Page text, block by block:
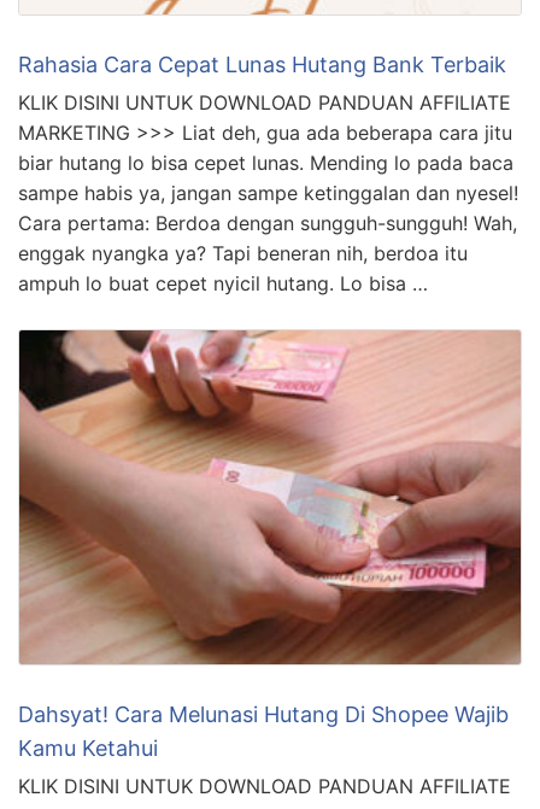
Rahasia Cara Cepat Lunas Hutang Bank Terbaik
KLIK DISINI UNTUK DOWNLOAD PANDUAN AFFILIATE
MARKETING >>> Liat deh, gua ada beberapa cara jitu
biar hutang lo bisa cepet lunas. Mending lo pada baca
sampe habis ya, jangan sampe ketinggalan dan nyesel!
Cara pertama: Berdoa dengan sungguh-sungguh! Wah,
enggak nyangka ya? Tapi beneran nih, berdoa itu
ampuh lo buat cepet nyicil hutang. Lo bisa …
Dahsyat! Cara Melunasi Hutang Di Shopee Wajib
Kamu Ketahui
KLIK DISINI UNTUK DOWNLOAD PANDUAN AFFILIATE